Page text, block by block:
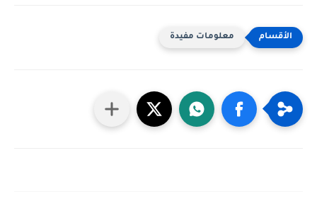
معلومات مفيدة